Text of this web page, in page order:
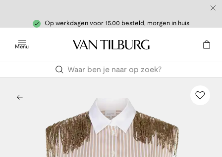
Op werkdagen voor 15.00 besteld, morgen in huis
Menu